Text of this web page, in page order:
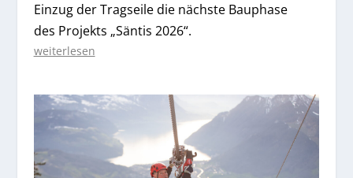
Einzug der Tragseile die nächste Bauphase
des Projekts „Säntis 2026“.
weiterlesen